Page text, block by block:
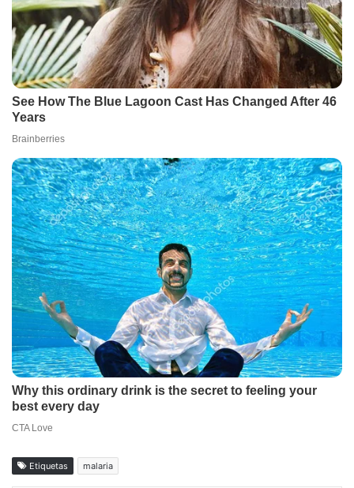
Etiquetas malaria